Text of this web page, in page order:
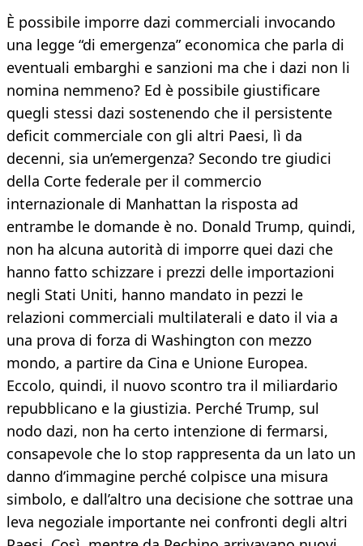
È possibile imporre dazi commerciali invocando
una legge “di emergenza” economica che parla di
eventuali embarghi e sanzioni ma che i dazi non li
nomina nemmeno? Ed è possibile giustificare
quegli stessi dazi sostenendo che il persistente
deficit commerciale con gli altri Paesi, lì da
decenni, sia un’emergenza? Secondo tre giudici
della Corte federale per il commercio
internazionale di Manhattan la risposta ad
entrambe le domande è no. Donald Trump, quindi,
non ha alcuna autorità di imporre quei dazi che
hanno fatto schizzare i prezzi delle importazioni
negli Stati Uniti, hanno mandato in pezzi le
relazioni commerciali multilaterali e dato il via a
una prova di forza di Washington con mezzo
mondo, a partire da Cina e Unione Europea.
Eccolo, quindi, il nuovo scontro tra il miliardario
repubblicano e la giustizia. Perché Trump, sul
nodo dazi, non ha certo intenzione di fermarsi,
consapevole che lo stop rappresenta da un lato un
danno d’immagine perché colpisce una misura
simbolo, e dall’altro una decisione che sottrae una
leva negoziale importante nei confronti degli altri